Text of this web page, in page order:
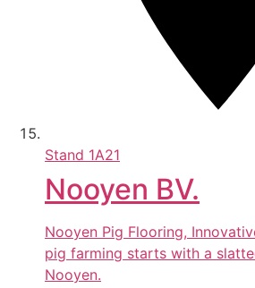
Stand 1A21
Nooyen BV.
Nooyen Pig Flooring,
pig farming starts with a
Nooyen.